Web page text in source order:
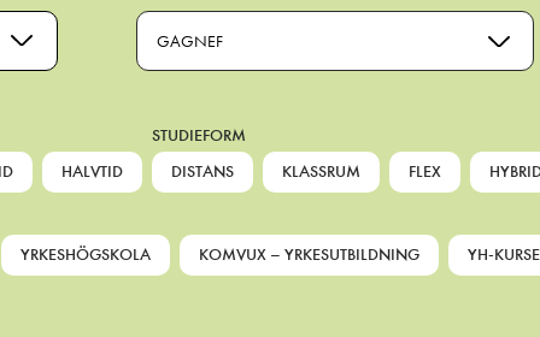
GAGNEF
HALVTID
STUDIEFORM
DISTANS
KLASSRUM FLEX
YRKESHÖGSKOLA KOMVUX – YRKESUTBILDNING YH-